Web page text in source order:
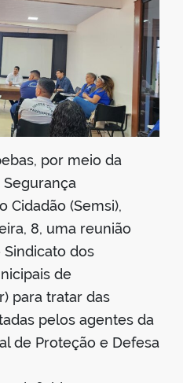
por meio da
Cidadão (Semsi),
8, uma reunião
dos
de
para tratar das
pelos agentes da
de Proteção e Defesa